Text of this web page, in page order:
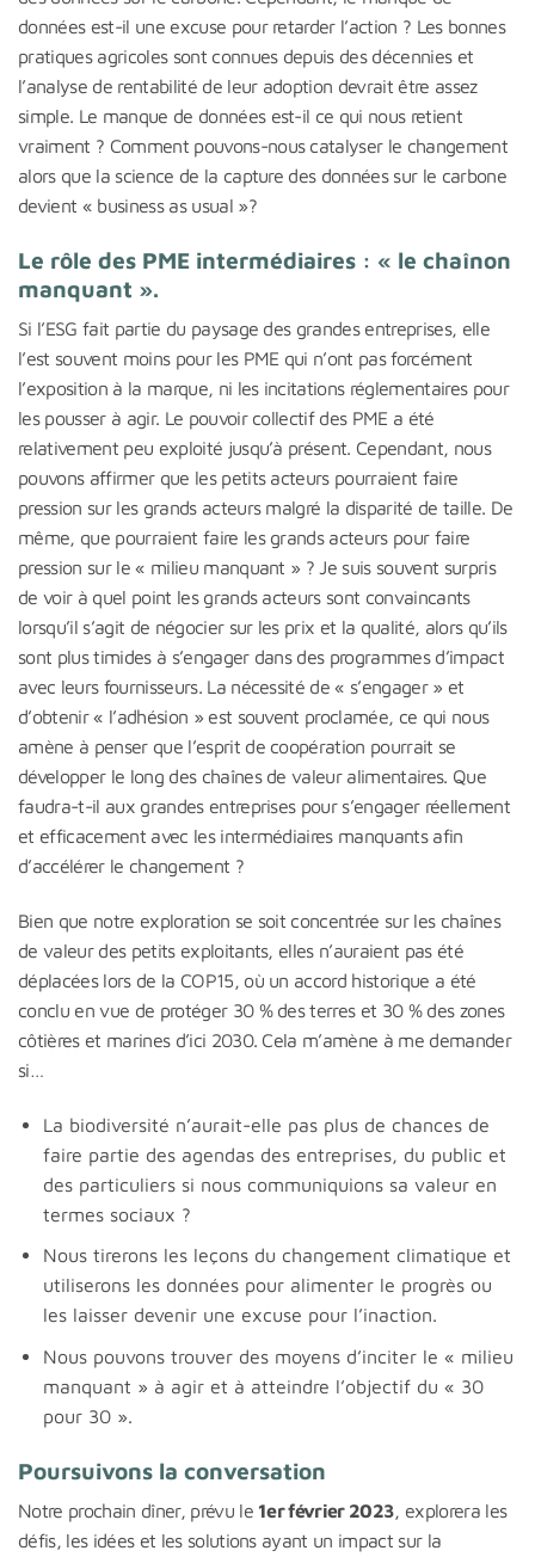
données est-il une excuse pour retarder l’action ? Les bonnes
pratiques agricoles sont connues depuis des décennies et
l’analyse de rentabilité de leur adoption devrait être assez
simple. Le manque de données est-il ce qui nous retient
vraiment ? Comment pouvons-nous catalyser le changement
alors que la science de la capture des données sur le carbone
devient « business as usual »?
Le rôle des PME intermédiaires : « le chaînon
manquant ».
Si l’ESG fait partie du paysage des grandes entreprises, elle
l’est souvent moins pour les PME qui n’ont pas forcément
l’exposition à la marque, ni les incitations réglementaires pour
les pousser à agir. Le pouvoir collectif des PME a été
relativement peu exploité jusqu’à présent. Cependant, nous
pouvons affirmer que les petits acteurs pourraient faire
pression sur les grands acteurs malgré la disparité de taille. De
même, que pourraient faire les grands acteurs pour faire
pression sur le « milieu manquant » ? Je suis souvent surpris
de voir à quel point les grands acteurs sont convaincants
lorsqu’il s’agit de négocier sur les prix et la qualité, alors qu’ils
sont plus timides à s’engager dans des programmes d’impact
avec leurs fournisseurs. La nécessité de « s’engager » et
d’obtenir « l’adhésion » est souvent proclamée, ce qui nous
amène à penser que l’esprit de coopération pourrait se
développer le long des chaînes de valeur alimentaires. Que
faudra-t-il aux grandes entreprises pour s’engager réellement
et efficacement avec les intermédiaires manquants afin
d’accélérer le changement ?
Bien que notre exploration se soit concentrée sur les chaînes
de valeur des petits exploitants, elles n’auraient pas été
déplacées lors de la COP15, où un accord historique a été
conclu en vue de protéger 30 % des terres et 30 % des zones
côtières et marines d’ici 2030. Cela m’amène à me demander
si…
La biodiversité n’aurait-elle pas plus de chances de
faire partie des agendas des entreprises, du public et
des particuliers si nous communiquions sa valeur en
termes sociaux ?
Nous tirerons les leçons du changement climatique et
utiliserons les données pour alimenter le progrès ou
les laisser devenir une excuse pour l’inaction.
Nous pouvons trouver des moyens d’inciter le « milieu
manquant » à agir et à atteindre l’objectif du « 30
pour 30 ».
Poursuivons la conversation
Notre prochain dîner, prévu le 1er février 2023, explorera les
défis, les idées et les solutions ayant un impact sur la